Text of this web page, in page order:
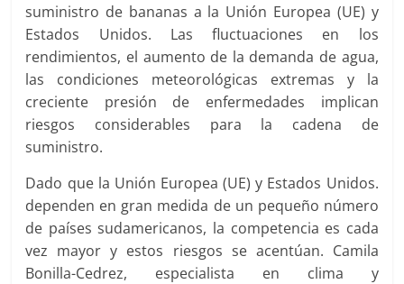
suministro de bananas a la Unión Europea (UE) y
Estados Unidos. Las fluctuaciones en los
rendimientos, el aumento de la demanda de agua,
las condiciones meteorológicas extremas y la
creciente presión de enfermedades implican
riesgos considerables para la cadena de
suministro.
Dado que la Unión Europea (UE) y Estados Unidos.
dependen en gran medida de un pequeño número
de países sudamericanos, la competencia es cada
vez mayor y estos riesgos se acentúan. Camila
Bonilla-Cedrez, especialista en clima y